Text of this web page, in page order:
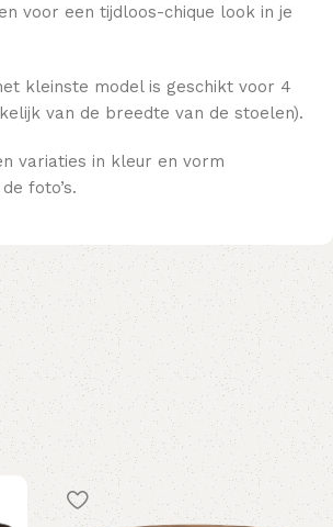
voor een tijdloos-chique look in je
kleinste model is geschikt voor 4
van de breedte van de stoelen).
variaties in kleur en vorm
foto’s.